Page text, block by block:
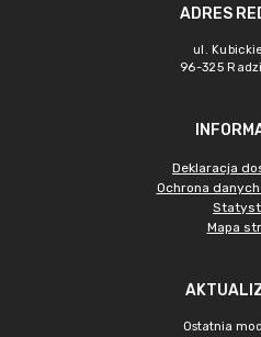
ADRES
ul.
96-325
Deklaracja
Ochrona
Mapa
Ostatnia